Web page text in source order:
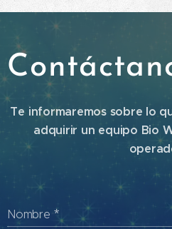
Te informaremos sobre lo
adquirir un equipo Bio
Nombre